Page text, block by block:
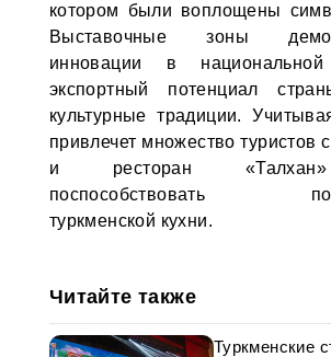
котором были воплощены
Выставочные зоны
инновации в национальной
экспортный потенциал
культурные традиции.
привлечет множество туристов
и ресторан
поспособствовать
туркменской кухни.
Читайте также
Туркменские